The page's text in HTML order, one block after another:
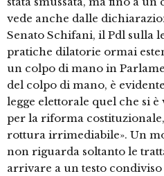
vede anche dalle
Senato Schifani, il Pdl sulla
pratiche dilatorie ormai
un colpo di mano in
del colpo di mano, è
legge elettorale quel che si
per la riforma
rottura irrimediabile». Un
non riguarda soltanto le
arrivare a un testo condiviso